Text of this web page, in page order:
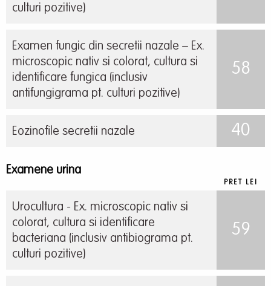
culturi pozitive)
Examen fungic din secretii nazale – Ex.
microscopic nativ si colorat, cultura si
identificare fungica (inclusiv
antifungigrama pt. culturi pozitive)
58
Eozinofile secretii nazale 40
Examene urina
PRET LEI
Urocultura - Ex. microscopic nativ si
colorat, cultura si identificare
bacteriana (inclusiv antibiograma pt.
culturi pozitive)
59